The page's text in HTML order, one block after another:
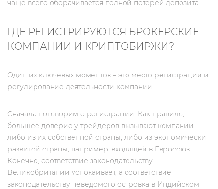
чаще всего оборачивается полной потерей депозита.
ГДЕ РЕГИСТРИРУЮТСЯ БРОКЕРСКИЕ
КОМПАНИИ И КРИПТОБИРЖИ?
Один из ключевых моментов – это место регистрации и
регулирование деятельности компании.
Сначала поговорим о регистрации. Как правило,
большее доверие у трейдеров вызывают компании
либо из их собственной страны, либо из экономически
развитой страны, например, входящей в Евросоюз.
Конечно, соответствие законодательству
Великобритании успокаивает, а соответствие
законодательству неведомого островка в Индийском